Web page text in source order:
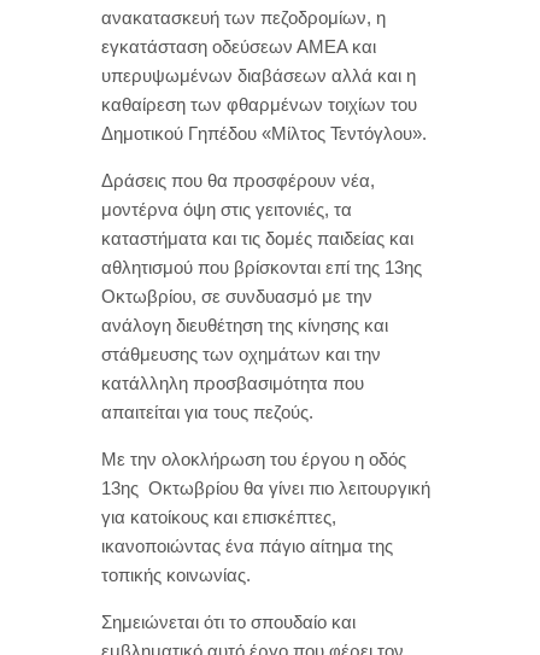
ανακατασκευή των πεζοδρομίων, η
εγκατάσταση οδεύσεων ΑΜΕΑ και
υπερυψωμένων διαβάσεων αλλά και η
καθαίρεση των φθαρμένων τοιχίων του
Δημοτικού Γηπέδου «Μίλτος Τεντόγλου».
Δράσεις που θα προσφέρουν νέα,
μοντέρνα όψη στις γειτονιές, τα
καταστήματα και τις δομές παιδείας και
αθλητισμού που βρίσκονται επί της 13ης
Οκτωβρίου, σε συνδυασμό με την
ανάλογη διευθέτηση της κίνησης και
στάθμευσης των οχημάτων και την
κατάλληλη προσβασιμότητα που
απαιτείται για τους πεζούς.
Με την ολοκλήρωση του έργου η οδός
13ης Οκτωβρίου θα γίνει πιο λειτουργική
για κατοίκους και επισκέπτες,
ικανοποιώντας ένα πάγιο αίτημα της
τοπικής κοινωνίας.
Σημειώνεται ότι το σπουδαίο και
εμβληματικό αυτό έργο που φέρει τον